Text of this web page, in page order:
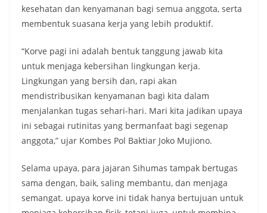
kesehatan dan kenyamanan bagi semua anggota, serta
membentuk suasana kerja yang lebih produktif.
“Korve pagi ini adalah bentuk tanggung jawab kita
untuk menjaga kebersihan lingkungan kerja.
Lingkungan yang bersih dan, rapi akan
mendistribusikan kenyamanan bagi kita dalam
menjalankan tugas sehari-hari. Mari kita jadikan upaya
ini sebagai rutinitas yang bermanfaat bagi segenap
anggota,” ujar Kombes Pol Baktiar Joko Mujiono.
Selama upaya, para jajaran Sihumas tampak bertugas
sama dengan, baik, saling membantu, dan menjaga
semangat. upaya korve ini tidak hanya bertujuan untuk